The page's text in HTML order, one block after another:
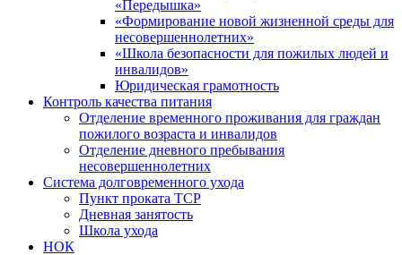
«Передышка»
«Формирование новой жизненной среды для
несовершеннолетних»
«Школа безопасности для пожилых людей и
инвалидов»
Юридическая грамотность
Контроль качества питания
Отделение временного проживания для граждан
пожилого возраста и инвалидов
Отделение дневного пребывания
несовершеннолетних
Система долговременного ухода
Пункт проката ТСР
Дневная занятость
Школа ухода
НОК